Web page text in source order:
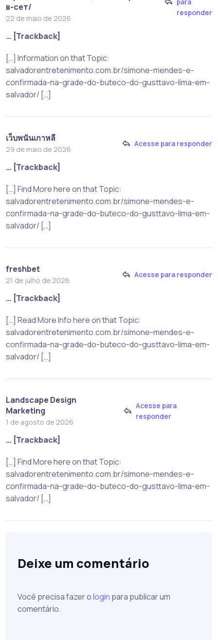
в-сет/
22 de maio de 2026
para
responder
… [Trackback]
[…] Information on that Topic:
salvadorentretenimento.com.br/simone-mendes-e-
confirmada-na-grade-do-buteco-do-gusttavo-lima-em-
salvador/ […]
เว็บพนันเกาหลี
29 de maio de 2026
Acesse para responder
… [Trackback]
[…] Find More here on that Topic:
salvadorentretenimento.com.br/simone-mendes-e-
confirmada-na-grade-do-buteco-do-gusttavo-lima-em-
salvador/ […]
freshbet
21 de julho de 2026
Acesse para responder
… [Trackback]
[…] Read More Info here on that Topic:
salvadorentretenimento.com.br/simone-mendes-e-
confirmada-na-grade-do-buteco-do-gusttavo-lima-em-
salvador/ […]
Landscape Design
Marketing
1 de agosto de 2026
Acesse para
responder
… [Trackback]
[…] Find More here on that Topic:
salvadorentretenimento.com.br/simone-mendes-e-
confirmada-na-grade-do-buteco-do-gusttavo-lima-em-
salvador/ […]
Deixe um comentário
Você precisa fazer ologin para publicar um
comentário.